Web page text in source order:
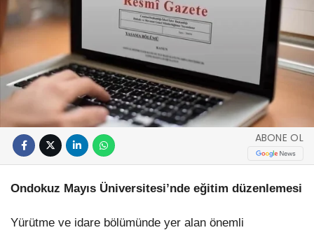
ABONE OL
Ondokuz Mayıs Üniversitesi’nde eğitim düzenlemesi
Yürütme ve idare bölümünde yer alan önemli